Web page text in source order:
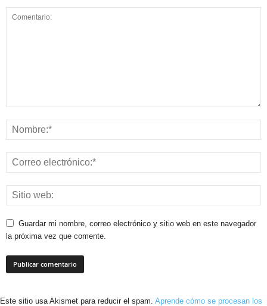
Guardar mi nombre, correo electrónico y sitio web en este navegador
la próxima vez que comente.
Este sitio usa Akismet para reducir el spam. Aprende cómo se procesan los